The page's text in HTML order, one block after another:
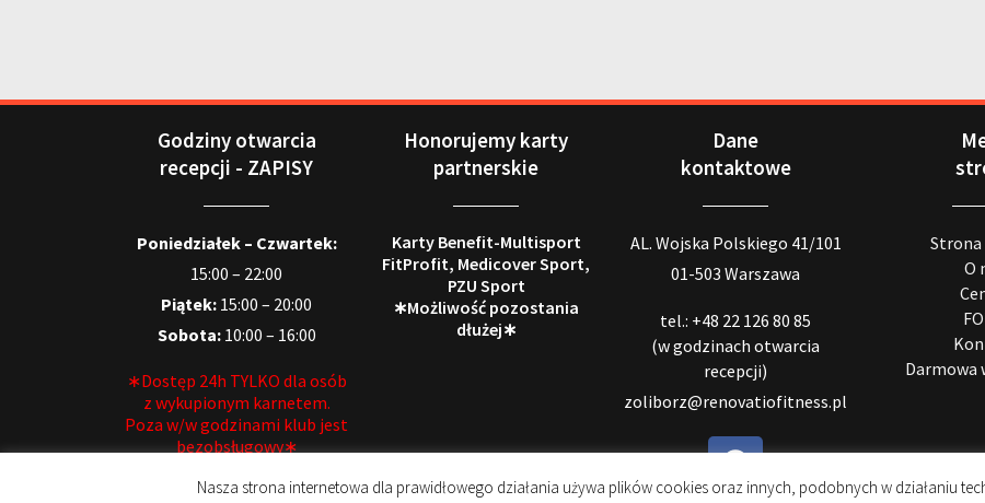
Godziny otwarcia
recepcji - ZAPISY
Poniedziałek – Czwartek:
15:00 – 22:00
Piątek: 15:00 – 20:00
Sobota:10:00 – 16:00
∗Dostęp 24h TYLKO dla osób
z wykupionym karnetem.
Poza w/w godzinami klub jest
bezobsługowy∗
Honorujemy karty
partnerskie
Karty Benefit-Multisport
FitProfit, Medicover Sport,
PZU Sport
∗Możliwość pozostania
dłużej∗
Dane
kontaktowe
AL. Wojska Polskiego 41/101
01-503 Warszawa
tel.: +48 22 126 80 85
(w godzinach otwarcia
recepcji)
zoliborz@renovatiofitness.pl
Strona
O
Darmowa
Nasza strona internetowa dla prawidłowego działania używa plików cookies oraz innych, podobnych w działaniu